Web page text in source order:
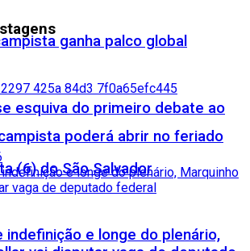
ganha palco global
poderá abrir no feriado
(6) do São Salvador
esquiva do primeiro debate ao
indefinição e longe do plenário,